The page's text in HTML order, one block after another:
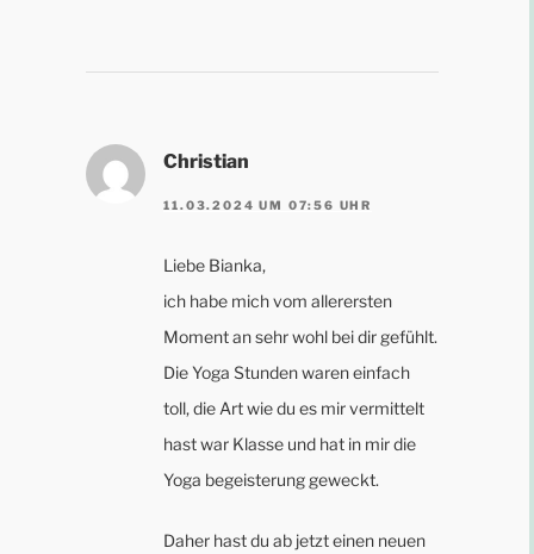
Christian
11.03.2024 UM 07:56 UHR
Liebe Bianka,
ich habe mich vom allerersten
Moment an sehr wohl bei dir gefühlt.
Die Yoga Stunden waren einfach
toll, die Art wie du es mir vermittelt
hast war Klasse und hat in mir die
Yoga begeisterung geweckt.
Daher hast du ab jetzt einen neuen